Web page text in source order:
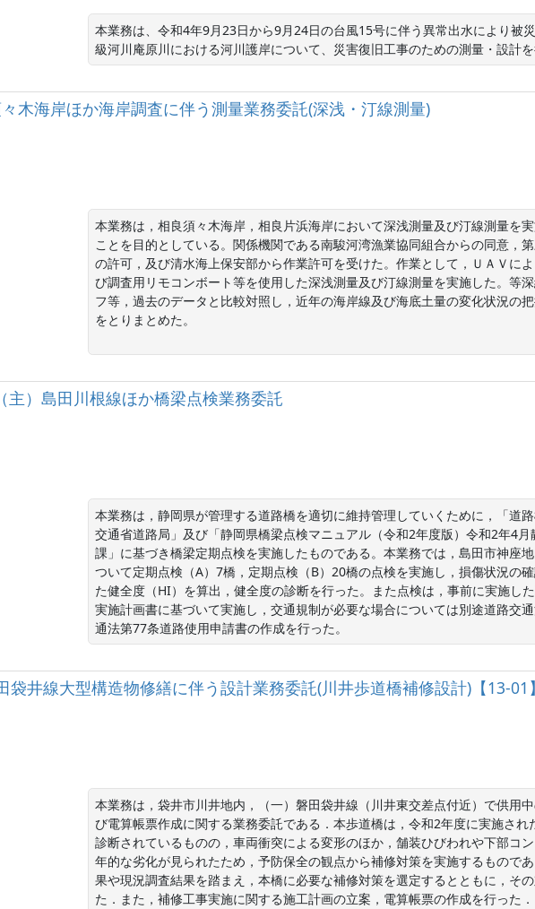
本業務は、令和4年9月23日から9月24日の台風15号に伴う異常出水により被
級河川庵原川における河川護岸について、災害復旧工事のための測量・設計を
木海岸ほか海岸調査に伴う測量業務委託(深浅・汀線測量)
本業務は，相良須々木海岸，相良片浜海岸において深浅測量及び汀線測量を
ことを目的としている。関係機関である南駿河湾漁業協同組合からの同意，
の許可，及び清水海上保安部から作業許可を受けた。作業として，ＵＡＶに
び調査用リモコンボート等を使用した深浅測量及び汀線測量を実施した。等
フ等，過去のデータと比較対照し，近年の海岸線及び海底土量の変化状況の
をとりまとめた。
）島田川根線ほか橋梁点検業務委託
本業務は，静岡県が管理する道路橋を適切に維持管理していくために，「道
交通省道路局」及び「静岡県橋梁点検マニュアル（令和2年度版）令和2年4
課」に基づき橋梁定期点検を実施したものである。本業務では，島田市神座
ついて定期点検（A）7橋，定期点検（B）20橋の点検を実施し，損傷状況の
た健全度（HI）を算出，健全度の診断を行った。また点検は，事前に実施し
実施計画書に基づいて実施し，交通規制が必要な場合については別途道路交
通法第77条道路使用申請書の作成を行った。
井線大型構造物修繕に伴う設計業務委託(川井歩道橋補修設計)【13-01】
本業務は，袋井市川井地内，（一）磐田袋井線（川井東交差点付近）で供用
び電算帳票作成に関する業務委託である．本歩道橋は，令和2年度に実施さ
診断されているものの，車両衝突による変形のほか，舗装ひびわれや下部コ
年的な劣化が見られたため，予防保全の観点から補修対策を実施するもので
果や現況調査結果を踏まえ，本橋に必要な補修対策を選定するとともに，そ
た．また，補修工事実施に関する施工計画の立案，電算帳票の作成を行った．